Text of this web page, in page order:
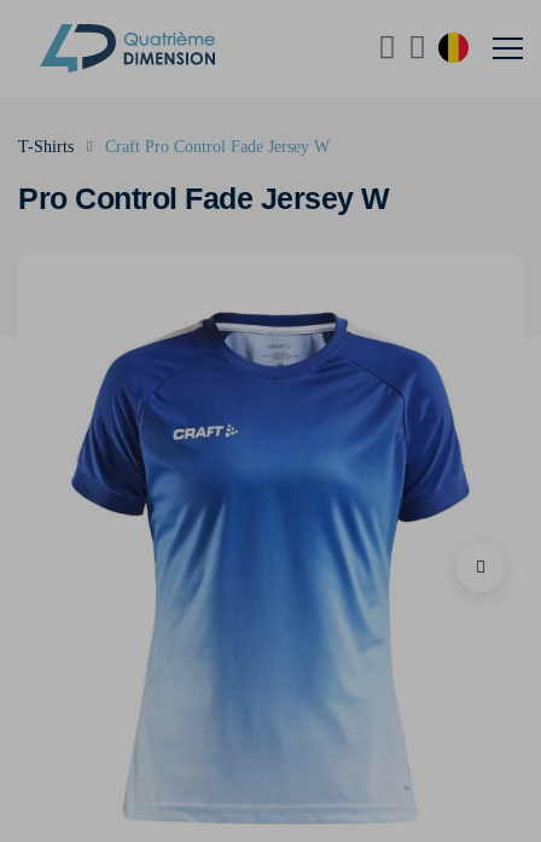
Pro Control Fade Jersey W
T-Shirts Craft Pro Control Fade Jersey W